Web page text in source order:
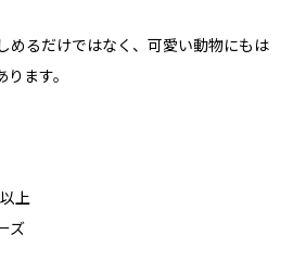
めるだけではなく、可愛い動物にもは
ます。
上
ズ